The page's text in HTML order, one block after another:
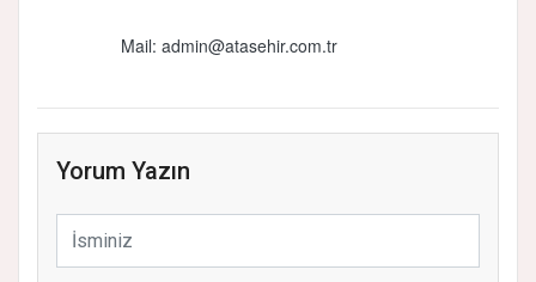
Mail: admin@atasehir.com.tr
Yorum Yazın